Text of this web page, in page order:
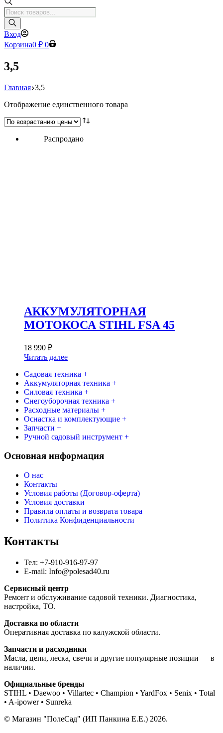
Поиск
товаров
Вход
Корзина0 ₽ 0
3,5
Главная 3,5
Отображение единственного товара
Распродано
АККУМУЛЯТОРНАЯ
МОТОКОСА STIHL FSA 45
18 990 ₽
Читать далее
Садовая техника +
Аккумуляторная техника +
Силовая техника +
Снегоуборочная техника +
Расходные материалы +
Оснастка и комплектующие +
Запчасти +
Ручной садовый инструмент +
Основная информация
О нас
Контакты
Условия работы (Договор-оферта)
Условия доставки
Правила оплаты и возврата товара
Политика Конфиденциальности
Контакты
Тел: +7-910-916-97-97
E-mail: Info@polesad40.ru
Сервисный центр
Ремонт и обслуживание садовой техники. Диагностика,
настройка, ТО.
Доставка по области
Оперативная доставка по калужской области.
Запчасти и расходники
Масла, цепи, леска, свечи и другие популярные позиции — в
наличии.
Официальные бренды
STIHL • Daewoo • Villartec • Champion • YardFox • Senix • Total
• A-ipower • Sunreka
© Магазин "ПолеСад" (ИП Панкина Е.Е.) 2026.